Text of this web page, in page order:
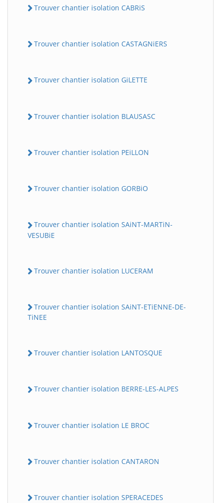
Trouver chantier isolation CABRiS
Trouver chantier isolation CASTAGNiERS
Trouver chantier isolation GiLETTE
Trouver chantier isolation BLAUSASC
Trouver chantier isolation PEiLLON
Trouver chantier isolation GORBiO
Trouver chantier isolation SAiNT-MARTiN-
VESUBiE
Trouver chantier isolation LUCERAM
Trouver chantier isolation SAiNT-ETiENNE-DE-
TiNEE
Trouver chantier isolation LANTOSQUE
Trouver chantier isolation BERRE-LES-ALPES
Trouver chantier isolation LE BROC
Trouver chantier isolation CANTARON
Trouver chantier isolation SPERACEDES